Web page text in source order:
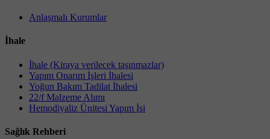
Anlaşmalı Kurumlar
İhale
İhale (Kiraya verilecek taşınmazlar)
Yapım Onarım İşleri İhalesi
Yoğun Bakım Tadilat İhalesi
22/f Malzeme Alımı
Hemodiyaliz Ünitesi Yapım İşi
Sağlık Rehberi